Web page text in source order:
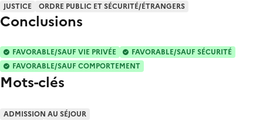
JUSTICE ORDRE PUBLIC ET SÉCURITÉ/ÉTRANGERS
Conclusions
FAVORABLE/SAUF VIE PRIVÉE
FAVORABLE/SAUF SÉCURITÉ
FAVORABLE/SAUF COMPORTEMENT
Mots-clés
ADMISSION AU SÉJOUR